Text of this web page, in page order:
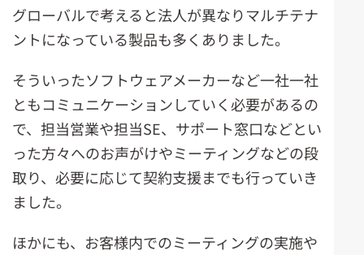
グローバルで考えると法人が異なりマルチテナ
ントになっている製品も多くありました。
そういったソフトウェアメーカーなど一社一社
ともコミュニケーションしていく必要があるの
で、担当営業や担当SE、サポート窓口などとい
った方々へのお声がけやミーティングなどの段
取り、必要に応じて契約支援までも行っていき
ました。
ほかにも、お客様内でのミーティングの実施や